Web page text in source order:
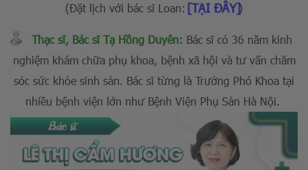
(Đặt lịch với bác sĩ Loan: [TẠI ĐÂY])
Thạc sĩ, Bác sĩ Tạ Hồng Duyên: Bác sĩ có 36 năm kinh
nghiệm khám chữa phụ khoa, bệnh xã hội và tư vấn chăm
sóc sức khỏe sinh sản. Bác sĩ từng là Trưởng Phó Khoa tại
nhiều bệnh viện lớn như Bệnh Viện Phụ Sản Hà Nội.